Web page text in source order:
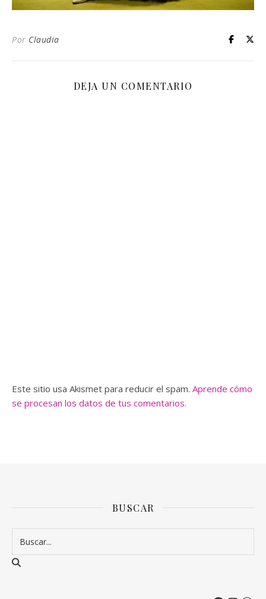
Por Claudia
DEJA UN COMENTARIO
Este sitio usa Akismet para reducir el spam. Aprende cómo
se procesan los datos de tus comentarios.
BUSCAR